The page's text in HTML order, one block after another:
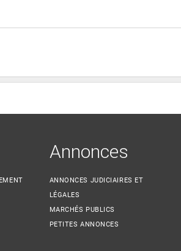
Annonces
ANNONCES JUDICIAIRES ET
LÉGALES
MARCHÉS PUBLICS
PETITES ANNONCES